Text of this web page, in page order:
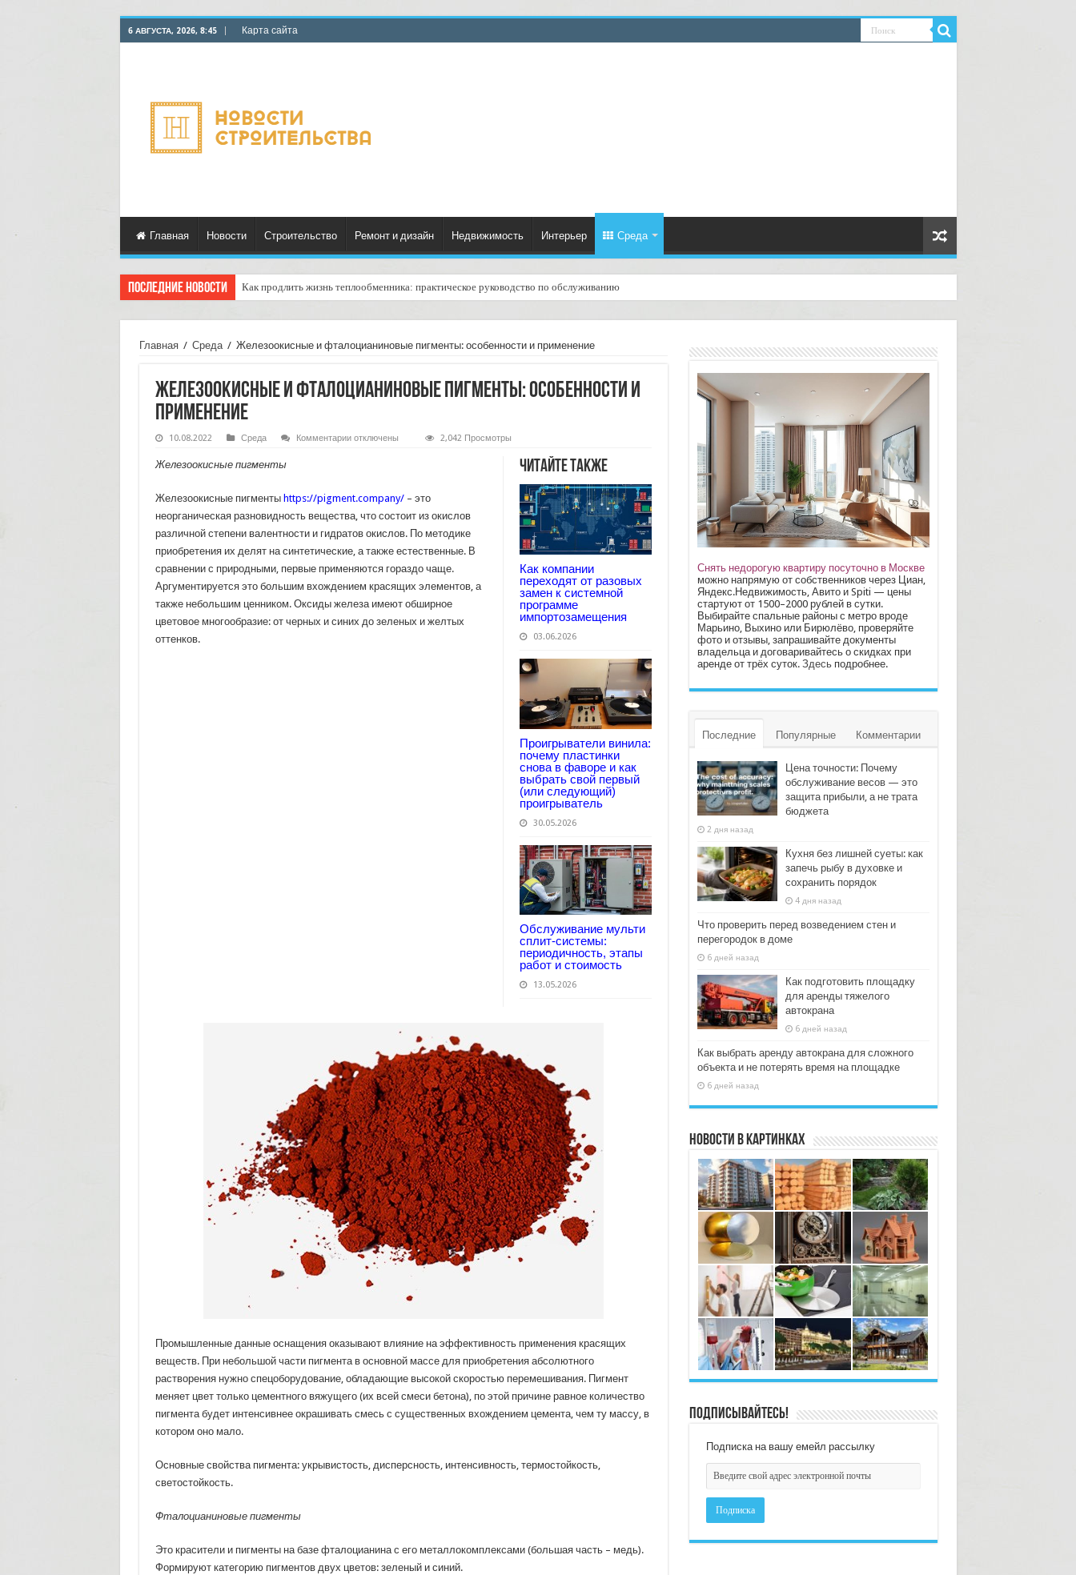
6 АВГУСТА, 2026, 8:45 Карта сайта
Главная Новости Строительство Ремонт и дизайн Недвижимость Интерьер Среда
Последние новости Как продлить жизнь теплообменника: практическое руководство по обслуживанию
Горбыль как дрова: недооценённый ресурс для тепла, экономии и творчества
Главная / Среда / Железоокисные и фталоцианиновые пигменты: особенности и применение
Железоокисные и фталоцианиновые пигменты: особенности и
применение
10.08.2022 Среда Комментариик
особенности
применение
отключены 2,042 Просмотры
Читайте также
Как компании
переходят от разовых
замен к системной
программе
импортозамещения
03.06.2026
Проигрыватели винила:
почему пластинки
снова в фаворе и как
выбрать свой первый
(или следующий)
проигрыватель
30.05.2026
Обслуживание мульти
сплит-системы:
периодичность, этапы
работ и стоимость
13.05.2026
Железоокисные пигменты
Железоокисные пигменты https://pigment.company/– это
неорганическая разновидность вещества, что состоит из окислов
различной степени валентности и гидратов окислов. По методике
приобретения их делят на синтетические, а также естественные. В
сравнении с природными, первые применяются гораздо чаще.
Аргументируется это большим вхождением красящих элементов, а
также небольшим ценником. Оксиды железа имеют обширное
цветовое многообразие: от черных и синих до зеленых и желтых
оттенков.
Промышленные данные оснащения оказывают влияние на эффективность применения красящих
веществ. При небольшой части пигмента в основной массе для приобретения абсолютного
растворения нужно спецоборудование, обладающие высокой скоростью перемешивания. Пигмент
меняет цвет только цементного вяжущего (их всей смеси бетона), по этой причине равное количество
пигмента будет интенсивнее окрашивать смесь с существенных вхождением цемента, чем ту массу, в
котором оно мало.
Основные свойства пигмента: укрывистость, дисперсность, интенсивность, термостойкость,
светостойкость.
Фталоцианиновые пигменты
Это красители и пигменты на базе фталоцианина с его металлокомплексами (большая часть – медь).
Формируют категорию пигментов двух цветов: зеленый и синий.
Снять недорогую квартиру посуточно в Москве
можно напрямую от собственников через Циан,
Яндекс.Недвижимость, Авито и Spiti — цены
стартуют от 1500–2000 рублей в сутки.
Выбирайте спальные районы с метро вроде
Марьино, Выхино или Бирюлёво, проверяйте
фото и отзывы, запрашивайте документы
владельца и договаривайтесь о скидках при
аренде от трёх суток. Здесьподробнее.
Последние Популярные Комментарии
Цена точности: Почему
обслуживание весов — это
защита прибыли, а не трата
бюджета
2 дня назад
Кухня без лишней суеты: как
запечь рыбу в духовке и
сохранить порядок
4 дня назад
Что проверить перед возведением стен и
перегородок в доме
6 дней назад
Как подготовить площадку
для аренды тяжелого
автокрана
6 дней назад
Как выбрать аренду автокрана для сложного
объекта и не потерять время на площадке
6 дней назад
Новости в картинках
Подписывайтесь!
Подписка на вашу емейл рассылку